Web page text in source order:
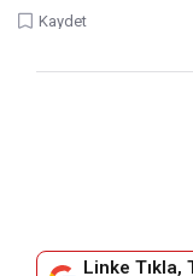
Kaydet
Linke Tıkla,